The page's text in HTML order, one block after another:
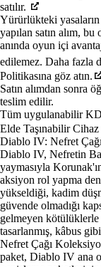
satılır.
Yürürlükteki
yapılan satın alım,
anında oyun içi
edilemez. Daha fazla
Politikasına göz atın.
Satın alımdan sonra
teslim edilir.
Tüm uygulanabilir
Elde Taşınabilir
Diablo IV: Nefret
Diablo IV, Nefretin
yaymasıyla
aksiyon rol yapma
yükseldiği, kadim
güvende olmadığı
gelmeyen
tasarlanmış, kâbus
Nefret Çağı
paket, Diablo IV ana